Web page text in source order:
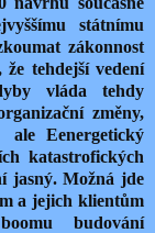
státnímu
zákonnost
tehdejší vedení
vláda tehdy
změny,
Eenergetický
katastrofických
jasný. Možná jde
a jejich klientům
budování